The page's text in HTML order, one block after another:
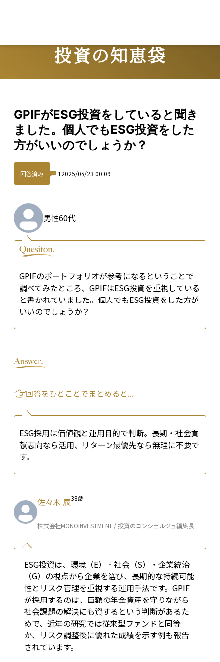
投資の知恵袋
GPIFがESG投資をしていると聞き
ました。個人でもESG投資をした
方がいいのでしょうか？
回答済み 1 2025/06/23 00:09
男性60代
GPIFのポートフォリオが参考になるということで
調べてみたところ、GPIFはESG投資を重視している
と書かれていました。個人でもESG投資をした方が
いいのでしょうか？
回答をひとことでまとめると...
ESG採用は価値観と運用目的で判断。長期・社会貢
献志向なら活用、リターン最優先なら無理に不要で
す。
佐々木 辰38歳
株式会社MONOINVESTMENT / 投資のコンシェルジュ編集長
ESG投資は、環境（E）・社会（S）・企業統治
（G）の視点から企業を選び、長期的な持続可能
性とリスク管理を重視する運用手法です。GPIF
が採用するのは、巨額の年金資産を守りながら
社会課題の解決にも資するという判断があるた
めで、近年の研究では従来型ファンドと同等
か、リスク調整後に優れた成績を示す例も報告
されています。